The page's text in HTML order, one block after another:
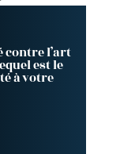
contre l’art
est le
à votre